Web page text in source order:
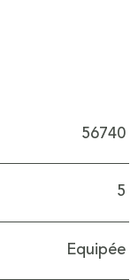
56740
5
Equipée